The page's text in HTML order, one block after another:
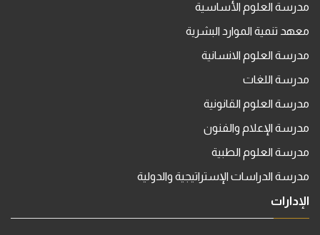
مدرسة العلوم الأساسية
معهد تنمية الموارد البشرية
مدرسة العلوم الانسانية
مدرسة اللغات
مدرسة العلوم القانونية
مدرسة الإعلام والفنون
مدرسة العلوم الطبية
مدرسة الدراسات الإستراتيجية والدولية
الإدارات